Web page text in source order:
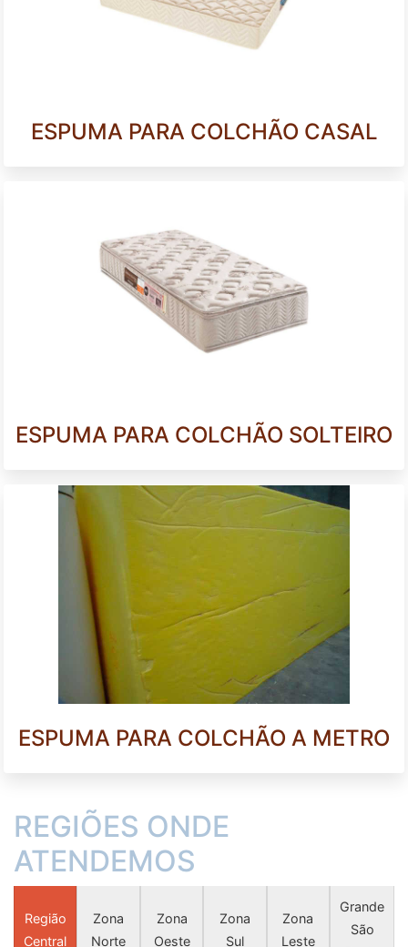
ESPUMA PARA COLCHÃO CASAL
ESPUMA PARA COLCHÃO SOLTEIRO
ESPUMA PARA COLCHÃO A METRO
REGIÕES ONDE
ATENDEMOS
Região
Central
Zona
Norte
Zona
Oeste
Zona
Sul
Zona
Leste
Grande
São